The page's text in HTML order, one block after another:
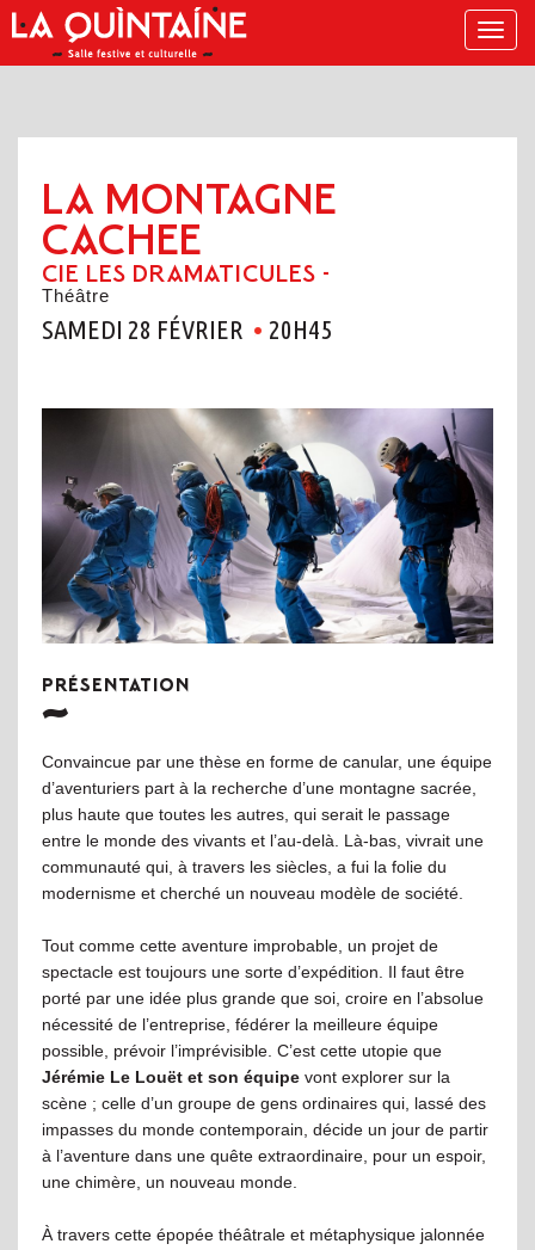
Menu
LA MONTAGNE
CACHEE
CIE LES DRAMATICULES -
Théâtre
SAMEDI 28 FÉVRIER 20H45
PRÉSENTATION
Convaincue par une thèse en forme de canular, une équipe
d’aventuriers part à la recherche d’une montagne sacrée,
plus haute que toutes les autres, qui serait le passage
entre le monde des vivants et l’au-delà. Là-bas, vivrait une
communauté qui, à travers les siècles, a fui la folie du
modernisme et cherché un nouveau modèle de société.
Tout comme cette aventure improbable, un projet de
spectacle est toujours une sorte d’expédition. Il faut être
porté par une idée plus grande que soi, croire en l’absolue
nécessité de l’entreprise, fédérer la meilleure équipe
possible, prévoir l’imprévisible. C’est cette utopie que
Jérémie Le Louët et son équipe vont explorer sur la
scène ; celle d’un groupe de gens ordinaires qui, lassé des
impasses du monde contemporain, décide un jour de partir
à l’aventure dans une quête extraordinaire, pour un espoir,
une chimère, un nouveau monde.
À travers cette épopée théâtrale et métaphysique jalonnée